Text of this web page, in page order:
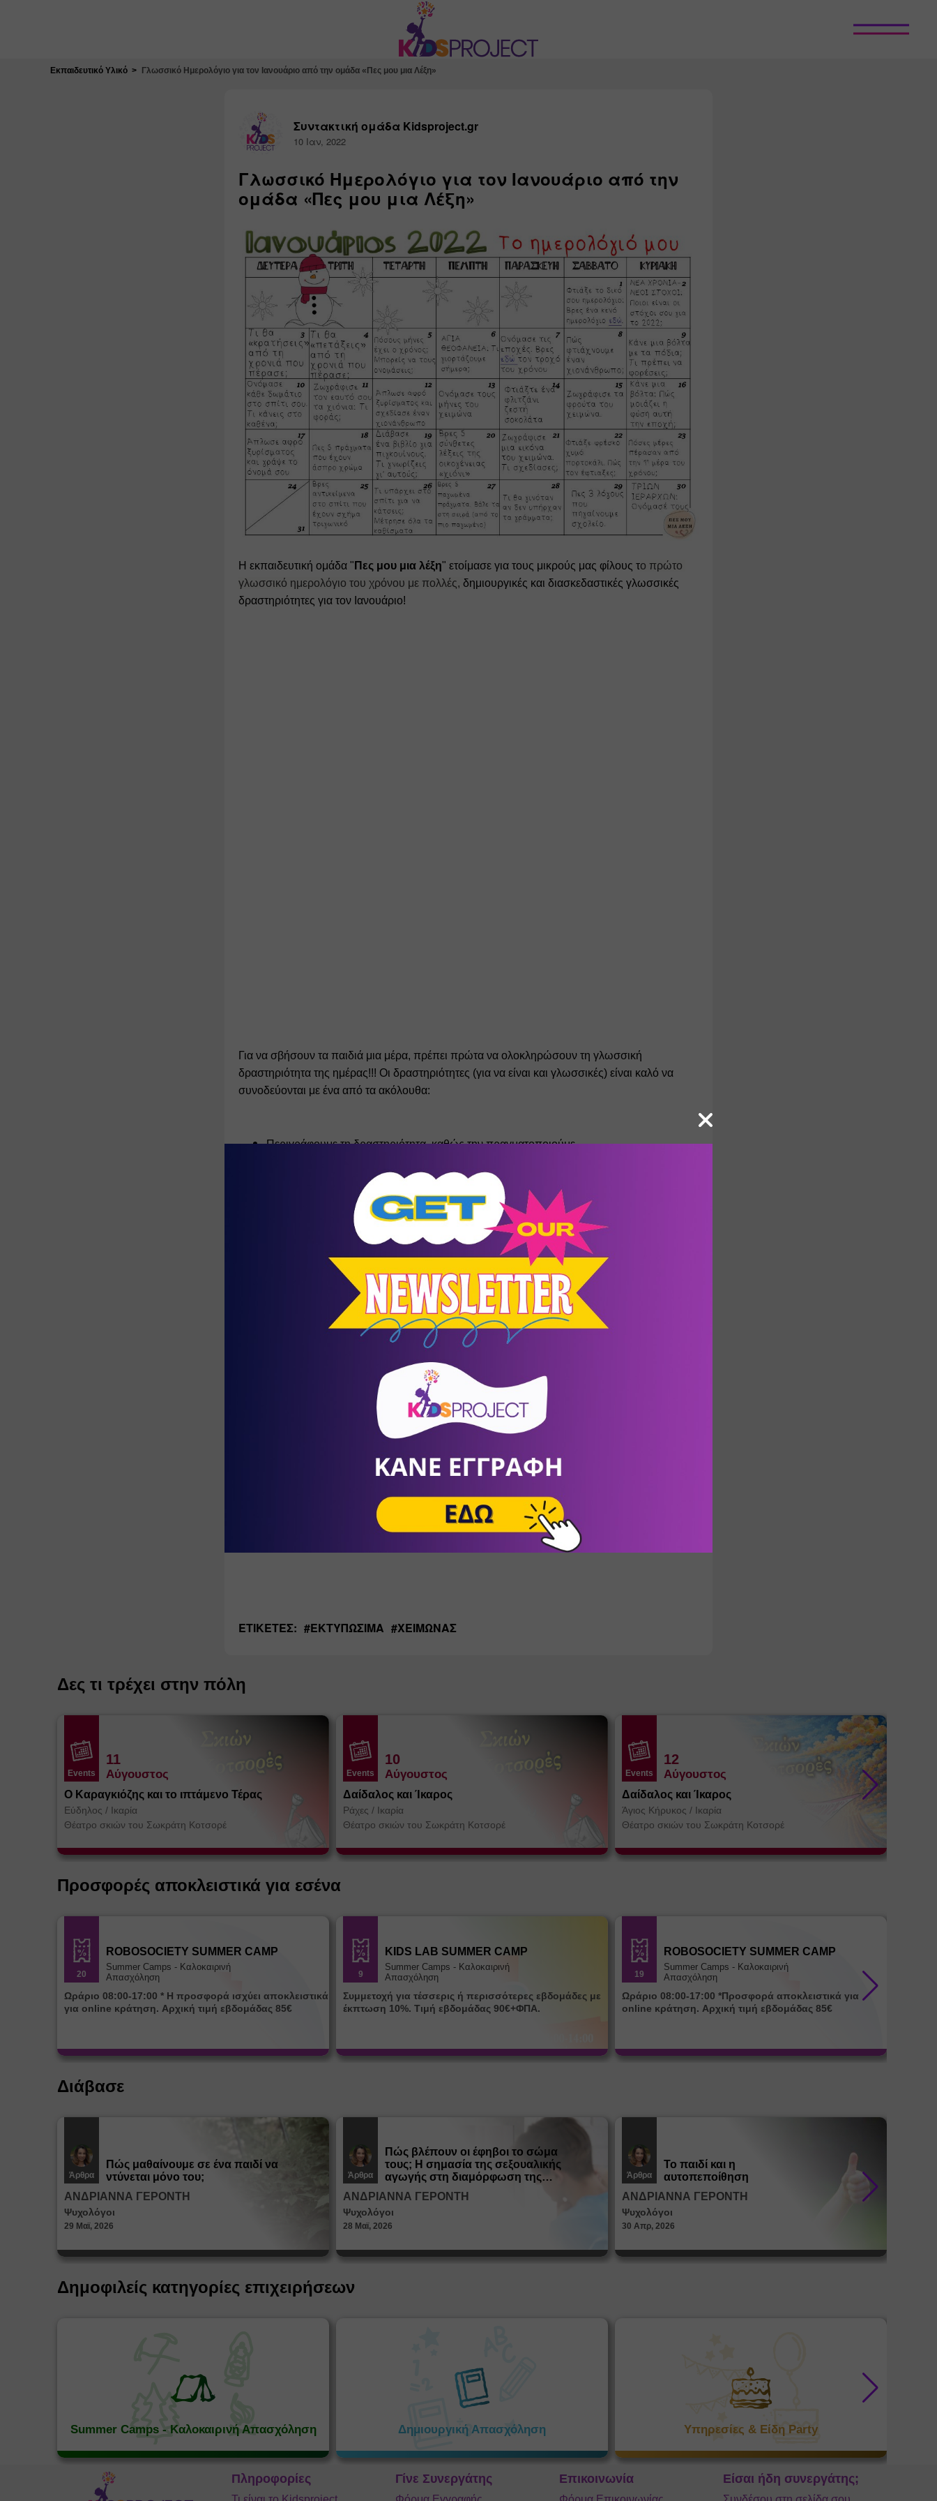
Εκπαιδευτικό Υλικό Γλωσσικό Ημερολόγιο για τον Ιανουάριο από την ομάδα «Πες μου μια Λέξη»
Συντακτική ομάδα Kidsproject.gr
10 Ιαν, 2022
Γλωσσικό Ημερολόγιο για τον Ιανουάριο από την
ομάδα «Πες μου μια Λέξη»
Η εκπαιδευτική ομάδα " Πες μου μια λέξη" ετοίμασε για τους μικρούς μας φίλους το πρώτο
γλωσσικό ημερολόγιο του χρόνου με πολλές, δημιουργικές και διασκεδαστικές γλωσσικές
δραστηριότητες για τον Ιανουάριο!
Για να σβήσουν τα παιδιά μια μέρα, πρέπει πρώτα να ολοκληρώσουν τη γλωσσική
δραστηριότητα της ημέρας!!! Οι δραστηριότητες (για να είναι και γλωσσικές) είναι καλό να
συνοδεύονται με ένα από τα ακόλουθα:
Περιγράφουμε τη δραστηριότητα, καθώς την πραγματοποιούμε
Περιγράφω τον τρόπο που έφτιαξα κάτι (αν είναι κατασκευή ή ζωγραφιά)
Αναφέρω τι χρησιμοποίησα για να πετύχω αυτό που έκανα κ.α.
Για να κατεβάσετε και να τυπώσετε το ημερολόγιο του Ιανουρίου,
πατήστε ΕΔΩ
*Αν θέλετε να εκτυπώσετε ένα κενό ημερολόγιο για τον Ιανουάριο, κάντε κλικ στην Πηγή
ΕΤΙΚΈΤΕΣ: #ΕΚΤΥΠΏΣΙΜΑ #ΧΕΙΜΏΝΑΣ
Δες τι τρέχει στην πόλη
Events
11
Αύγουστος
Ο Καραγκιόζης και το ιπτάμενο Τέρας
Εύδηλος / Ικαρία
Θέατρο σκιών του Σωκράτη Κοτσορέ
Events
10
Αύγουστος
Δαίδαλος και Ίκαρος
Ράχες / Ικαρία
Θέατρο σκιών του Σωκράτη Κοτσορέ
Events
12
Αύγουστος
Δαίδαλος και Ίκαρος
Άγιος Κήρυκος / Ικαρία
Θέατρο σκιών του Σωκράτη Κοτσορέ
Προσφορές αποκλειστικά για εσένα
20
ROBOSOCIETY SUMMER CAMP
Summer Camps - Καλοκαιρινή
Απασχόληση
Ωράριο 08:00-17:00 * Η προσφορά ισχύει αποκλειστικά
για online κράτηση. Αρχική τιμή εβδομάδας 85€
9
KIDS LAB SUMMER CAMP
Summer Camps - Καλοκαιρινή
Απασχόληση
Συμμετοχή για τέσσερις ή περισσότερες εβδομάδες με
έκπτωση 10%. Τιμή εβδομάδας 90€+ΦΠΑ.
19
ROBOSOCIETY SUMMER CAMP
Summer Camps - Καλοκαιρινή
Απασχόληση
Ωράριο 08:00-17:00 *Προσφορά αποκλειστικά για
online κράτηση. Αρχική τιμή εβδομάδας 85€
Διάβασε
Άρθρα
Πώς μαθαίνουμε σε ένα παιδί να
ντύνεται μόνο του;
ΑΝΔΡΙΑΝΝΑ ΓΕΡΟΝΤΗ
Ψυχολόγοι
29 Μαϊ, 2026
Άρθρα
Πώς βλέπουν οι έφηβοι το σώμα
τους; Η σημασία της σεξουαλικής
αγωγής στη διαμόρφωση της
ταυτότητας
ΑΝΔΡΙΑΝΝΑ ΓΕΡΟΝΤΗ
Ψυχολόγοι
28 Μαϊ, 2026
Άρθρα
Το παιδί και η
αυτοπεποίθηση
ΑΝΔΡΙΑΝΝΑ ΓΕΡΟΝΤΗ
Ψυχολόγοι
30 Απρ, 2026
Δημοφιλείς κατηγορίες επιχειρήσεων
Summer Camps - Καλοκαιρινή Απασχόληση Δημιουργική Απασχόληση Υπηρεσίες & Είδη Party
Πληροφορίες Γίνε Συνεργάτης Επικοινωνία Είσαι ήδη συνεργάτης;